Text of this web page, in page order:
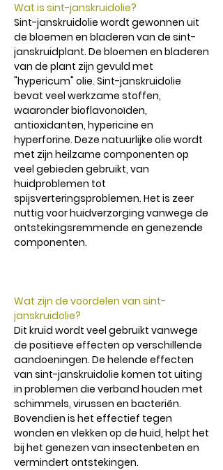
Wat is sint-janskruidolie?
Sint-janskruidolie wordt gewonnen uit
de bloemen en bladeren van de sint-
janskruidplant. De bloemen en bladeren
van de plant zijn gevuld met
"hypericum" olie. Sint-janskruidolie
bevat veel werkzame stoffen,
waaronder bioflavonoïden,
antioxidanten, hypericine en
hyperforine. Deze natuurlijke olie wordt
met zijn heilzame componenten op
veel gebieden gebruikt, van
huidproblemen tot
spijsverteringsproblemen. Het is zeer
nuttig voor huidverzorging vanwege de
ontstekingsremmende en genezende
componenten.
Wat zijn de voordelen van sint-
janskruidolie?
Dit kruid wordt veel gebruikt vanwege
de positieve effecten op verschillende
aandoeningen. De helende effecten
van sint-janskruidolie komen tot uiting
in problemen die verband houden met
schimmels, virussen en bacteriën.
Bovendien is het effectief tegen
wonden en vlekken op de huid, helpt het
bij het genezen van insectenbeten en
vermindert ontstekingen.